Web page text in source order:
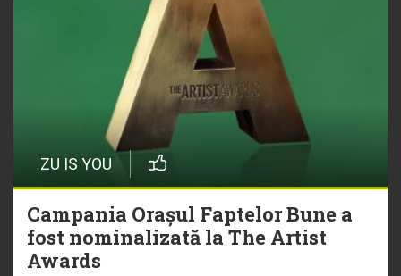
ZU IS YOU
Campania Orașul Faptelor Bune a
fost nominalizată la The Artist
Awards